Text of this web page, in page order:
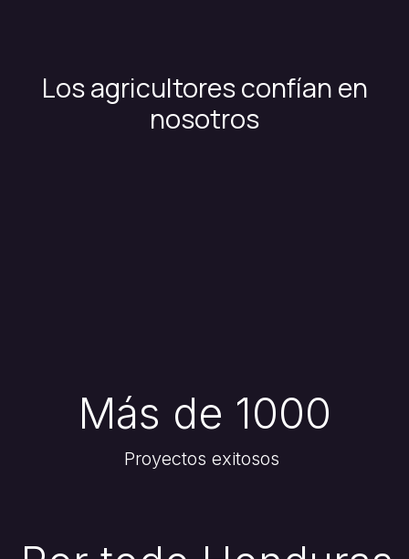
Los agricultores confían en
nosotros
Más de 1000
Proyectos exitosos